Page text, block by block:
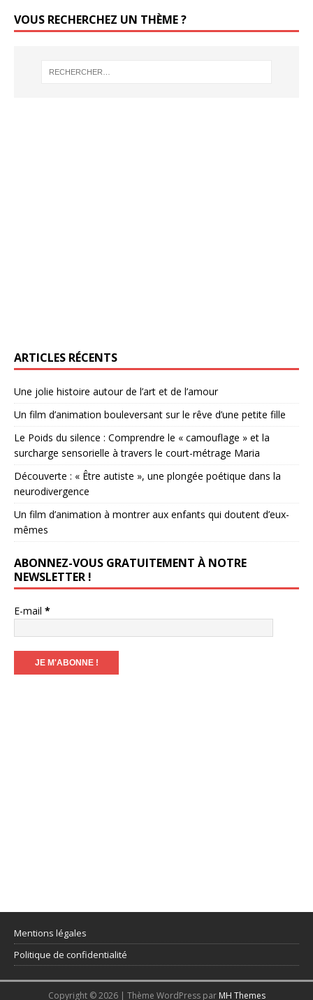
VOUS RECHERCHEZ UN THÈME ?
ARTICLES RÉCENTS
Une jolie histoire autour de l’art et de l’amour
Un film d’animation bouleversant sur le rêve d’une petite fille
Le Poids du silence : Comprendre le « camouflage » et la
surcharge sensorielle à travers le court-métrage Maria
Découverte : « Être autiste », une plongée poétique dans la
neurodivergence
Un film d’animation à montrer aux enfants qui doutent d’eux-
mêmes
ABONNEZ-VOUS GRATUITEMENT À NOTRE
NEWSLETTER !
E-mail *
Mentions légales
Politique de confidentialité
Copyright © 2026 | Thème WordPress par MH Themes